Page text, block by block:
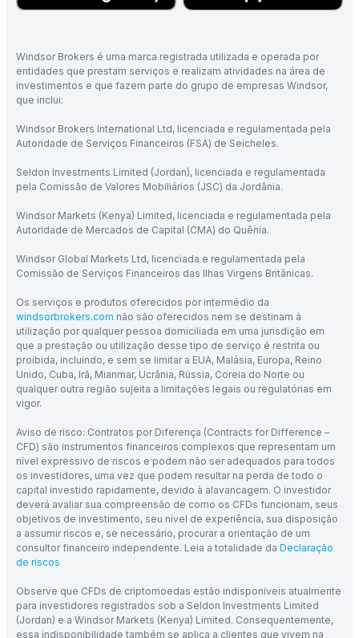
Windsor Brokers é uma marca registrada utilizada e operada por
entidades que prestam serviços e realizam atividades na área de
investimentos e que fazem parte do grupo de empresas Windsor,
que inclui:
Windsor Brokers International Ltd, licenciada e regulamentada pela
Autoridade de Serviços Financeiros (FSA) de Seicheles.
Seldon Investments Limited (Jordan), licenciada e regulamentada
pela Comissão de Valores Mobiliários (JSC) da Jordânia.
Windsor Markets (Kenya) Limited, licenciada e regulamentada pela
Autoridade de Mercados de Capital (CMA) do Quênia.
Windsor Global Markets Ltd, licenciada e regulamentada pela
Comissão de Serviços Financeiros das Ilhas Virgens Britânicas.
Os serviços e produtos oferecidos por intermédio da
windsorbrokers.com não são oferecidos nem se destinam à
utilização por qualquer pessoa domiciliada em uma jurisdição em
que a prestação ou utilização desse tipo de serviço é restrita ou
proibida, incluindo, e sem se limitar a EUA, Malásia, Europa, Reino
Unido, Cuba, Irã, Mianmar, Ucrânia, Rússia, Coreia do Norte ou
qualquer outra região sujeita a limitações legais ou regulatórias em
vigor.
Aviso de risco: Contratos por Diferença (Contracts for Difference –
CFD) são instrumentos financeiros complexos que representam um
nível expressivo de riscos e podem não ser adequados para todos
os investidores, uma vez que podem resultar na perda de todo o
capital investido rapidamente, devido à alavancagem. O investidor
deverá avaliar sua compreensão de como os CFDs funcionam, seus
objetivos de investimento, seu nível de experiência, sua disposição
a assumir riscos e, se necessário, procurar a orientação de um
consultor financeiro independente. Leia a totalidade da Declaração
de riscos
Observe que CFDs de criptomoedas estão indisponíveis atualmente
para investidores registrados sob a Seldon Investments Limited
(Jordan) e a Windsor Markets (Kenya) Limited. Consequentemente,
essa indisponibilidade também se aplica a clientes que vivem na